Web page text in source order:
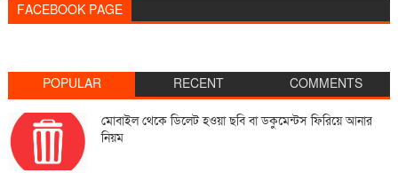
FACEBOOK PAGE
POPULAR RECENT COMMENTS
মোবাইল থেকে ডিলেট হওয়া ছবি বা ডকুমেন্টস ফিরিয়ে আনার
নিয়ম